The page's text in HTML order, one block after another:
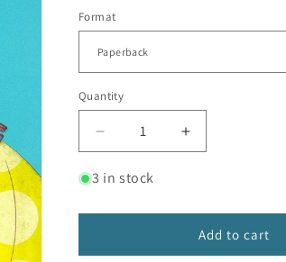
Format
Quantity
Decrease
quantity
for
palavras:
infantil
Increase
quantity
palavras:
Dicionário
infantil
3 in stock
Add to cart